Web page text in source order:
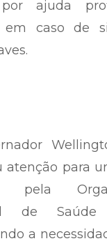
ajuda
em caso de
atenção para
pela
de Saúde
a